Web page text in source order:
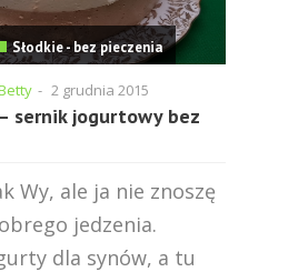
Słodkie - bez pieczenia
- 2 grudnia 2015
sernik jogurtowy bez
Wy, ale ja nie znoszę
jedzenia.
dla synów, a tu